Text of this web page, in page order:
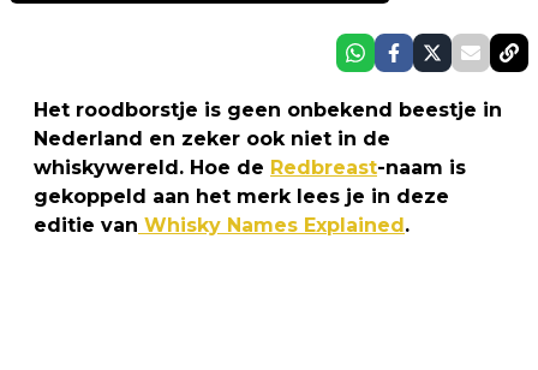
Het roodborstje is geen onbekend beestje in
Nederland en zeker ook niet in de
whiskywereld. Hoe de Redbreast-naam is
gekoppeld aan het merk lees je in deze
editie van Whisky Names Explained .